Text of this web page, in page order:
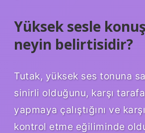
Yüksek sesle
neyin belirtisidir?
Tutak, yüksek ses tonuna
sinirli olduğunu, karşı
yapmaya çalıştığını ve
kontrol etme eğiliminde